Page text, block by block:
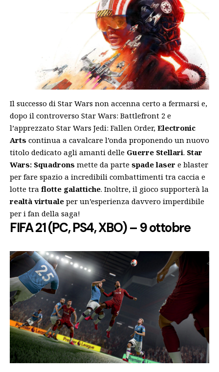
Il successo di Star Wars non accenna certo a fermarsi e,
dopo il controverso Star Wars: Battlefront 2 e
l’apprezzato Star Wars Jedi: Fallen Order, Electronic
Arts continua a cavalcare l’onda proponendo un nuovo
titolo dedicato agli amanti delle Guerre Stellari. Star
Wars: Squadrons mette da parte spade laser e blaster
per fare spazio a incredibili combattimenti tra caccia e
lotte tra flotte galattiche. Inoltre, il gioco supporterà la
realtà virtuale per un’esperienza davvero imperdibile
per i fan della saga!
FIFA 21 (PC, PS4, XBO) – 9 ottobre